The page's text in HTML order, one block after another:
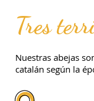
Tres
Nuestras abejas
catalán según la